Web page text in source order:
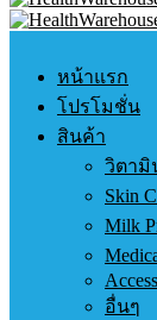
หน้าแรก
โปรโมชั่น
สินค้า
วิตามิ
Skin
Milk
อื่นๆ